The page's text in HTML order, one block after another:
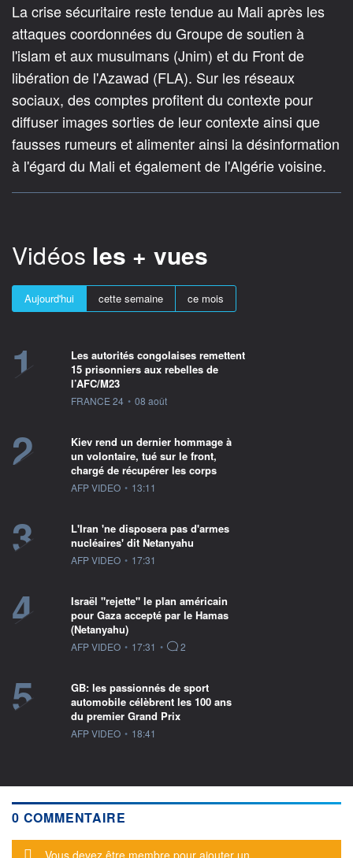
La crise sécuritaire reste tendue au Mali après les
attaques coordonnées du Groupe de soutien à
l'islam et aux musulmans (Jnim) et du Front de
libération de l'Azawad (FLA). Sur les réseaux
sociaux, des comptes profitent du contexte pour
diffuser images sorties de leur contexte ainsi que
fausses rumeurs et alimenter ainsi la désinformation
à l'égard du Mali et également de l'Algérie voisine.
Vidéos les + vues
Aujourd'hui cette semaine ce mois
1
Les autorités congolaises remettent
15 prisonniers aux rebelles de
l’AFC/M23
information fournie par
FRANCE 24 • 08 août
2
Kiev rend un dernier hommage à
un volontaire, tué sur le front,
chargé de récupérer les corps
information fournie par
AFP VIDEO • 13:11
3
L'Iran 'ne disposera pas d'armes
nucléaires' dit Netanyahu
information fournie par
AFP VIDEO • 17:31
4
Israël "rejette" le plan américain
pour Gaza accepté par le Hamas
(Netanyahu)
information fournie par
AFP VIDEO • 17:31 • 2
5
GB: les passionnés de sport
automobile célèbrent les 100 ans
du premier Grand Prix
information fournie par
AFP VIDEO • 18:41
0 COMMENTAIRE